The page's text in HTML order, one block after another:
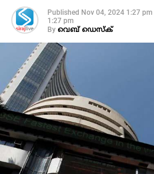
Published Nov 04, 2024 1:27 pm|
1:27 pm
By വെബ് ഡെസ്‌ക്